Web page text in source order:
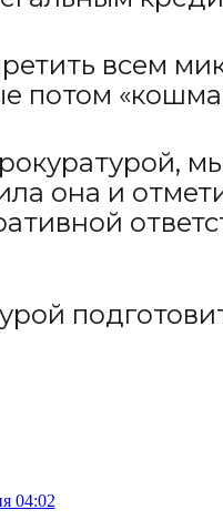
всем
потом
она и
04:02